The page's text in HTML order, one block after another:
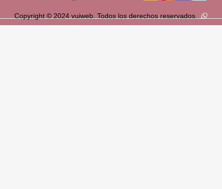
Copyright © 2024 vuiweb. Todos los derechos reservados.